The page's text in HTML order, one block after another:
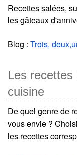
Recettes salées,
les gâteaux
Blog : Trois,
Les
cuisine
De quel genre de
vous envie ?
les recettes